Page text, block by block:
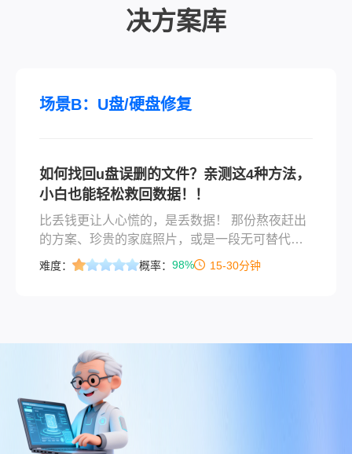
决方案库
场景B：U盘/硬盘修复
如何找回u盘误删的文件？亲测这4种方法，
小白也能轻松救回数据！！
比丢钱更让人心慌的，是丢数据！ 那份熬夜赶出
的方案、珍贵的家庭照片，或是一段无可替代的
素材，都可能因为一次手滑而“蒸发”。别急，稳住
每天都能在后台看到这类带着焦虑的提问。
难度： 概率： 98% 15-30分钟